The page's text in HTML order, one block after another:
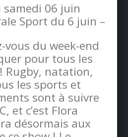
samedi 06 juin
Sport du 6 juin –
vous du week-end
pour tous les
Rugby, natation,
les sports et
sont à suivre
et c’est Flora
désormais aux